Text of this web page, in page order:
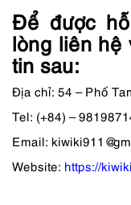
Để được
lòng liên hệ
tin sau:
Địa chỉ: 54 – Phố
Tel: (+84) –
Email:
Website: https://